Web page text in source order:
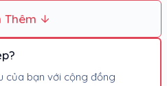
Thêm
của bạn với cộng đồng